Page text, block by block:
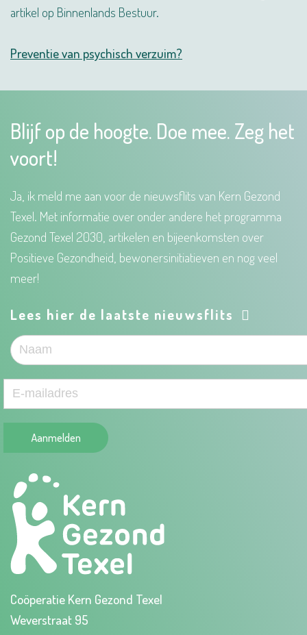
artikel op Binnenlands Bestuur.
Preventie van psychisch verzuim?
Blijf op de hoogte. Doe mee. Zeg het
voort!
Ja, ik meld me aan voor de nieuwsflits van Kern Gezond
Texel. Met informatie over onder andere het programma
Gezond Texel 2030, artikelen en bijeenkomsten over
Positieve Gezondheid, bewonersinitiatieven en nog veel
meer!
Lees hier de laatste nieuwsflits
Aanmelden
Coöperatie Kern Gezond Texel
Weverstraat 95